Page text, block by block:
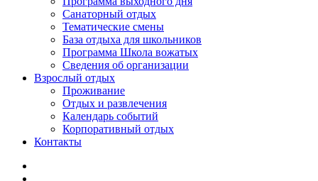
Санаторный отдых
Тематические смены
База отдыха для школьников
Программа Школа вожатых
Cведения об организации
Взрослый отдых
Проживание
Отдых и развлечения
Календарь событий
Корпоративный отдых
Контакты